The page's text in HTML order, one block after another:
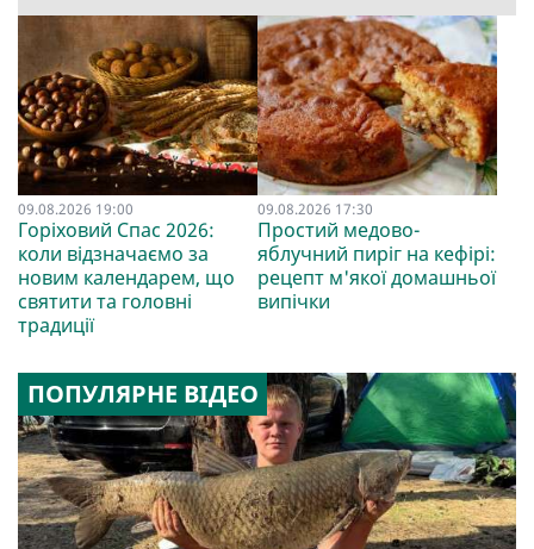
09.08.2026 19:00
Горіховий Спас 2026:
коли відзначаємо за
новим календарем, що
святити та головні
традиції
09.08.2026 17:30
Простий медово-
яблучний пиріг на кефірі:
рецепт м'якої домашньої
випічки
ПОПУЛЯРНЕ ВІДЕО